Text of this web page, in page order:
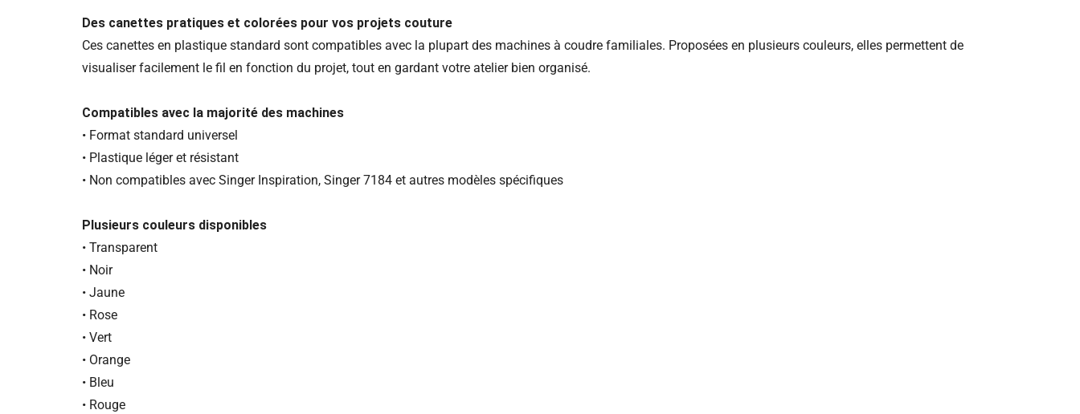
Des canettes pratiques et colorées pour vos projets couture
Ces canettes en plastique standard sont compatibles avec la plupart des machines à coudre familiales. Proposées en plusieurs couleurs, elles permettent de
visualiser facilement le fil en fonction du projet, tout en gardant votre atelier bien organisé.
Compatibles avec la majorité des machines
• Format standard universel
• Plastique léger et résistant
• Non compatibles avec Singer Inspiration, Singer 7184 et autres modèles spécifiques
Plusieurs couleurs disponibles
• Transparent
• Noir
• Jaune
• Rose
• Vert
• Orange
• Bleu
• Rouge